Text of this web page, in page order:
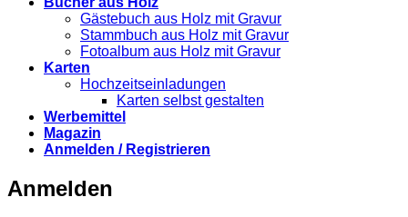
Gästebuch aus Holz mit Gravur
Stammbuch aus Holz mit Gravur
Fotoalbum aus Holz mit Gravur
Karten
Hochzeitseinladungen
Karten selbst gestalten
Werbemittel
Magazin
Anmelden / Registrieren
Anmelden